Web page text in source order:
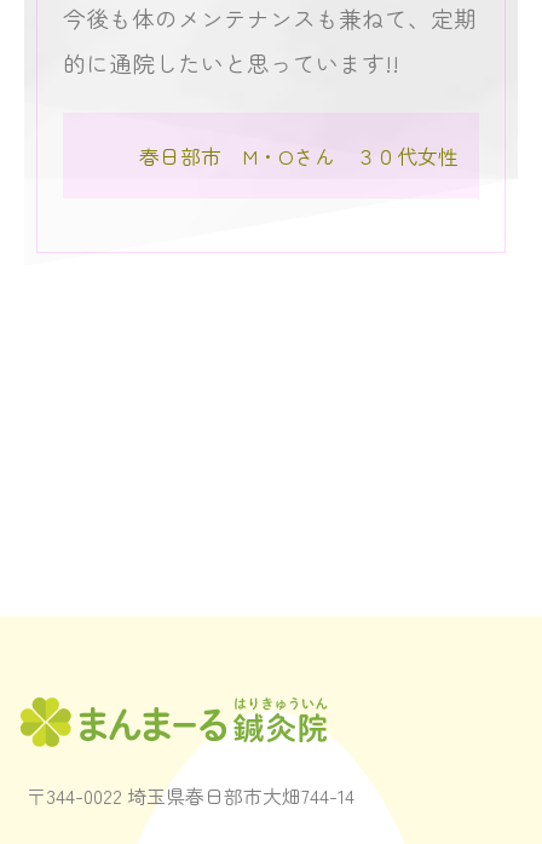
今後も体のメンテナンスも兼ねて、定期
的に通院したいと思っています!!
春日部市 M・Oさん ３０代女性
〒344-0022 埼玉県春日部市大畑744-14